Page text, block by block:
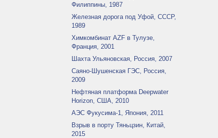
Филиппины, 1987
Железная дорога под Уфой, СССР,
1989
Химкомбинат AZF в Тулузе,
Франция, 2001
Шахта Ульяновская, Россия, 2007
Саяно-Шушенская ГЭС, Россия,
2009
Нефтяная платформа Deepwater
Horizon, США, 2010
АЭС Фукусима-1, Япония, 2011
Взрыв в порту Тяньцзин, Китай,
2015